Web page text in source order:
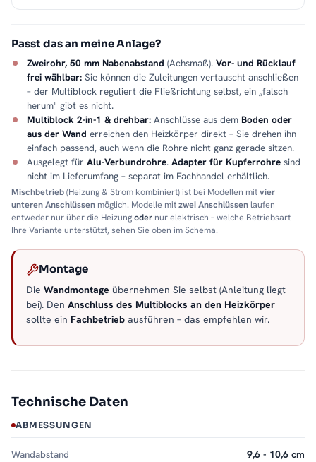
Passt das an meine Anlage?
Zweirohr, 50 mm Nabenabstand (Achsmaß). Vor- und Rücklauf
frei wählbar: Sie können die Zuleitungen vertauscht anschließen
– der Multiblock reguliert die Fließrichtung selbst, ein „falsch
herum" gibt es nicht.
Multiblock 2-in-1 & drehbar: Anschlüsse aus dem Boden oder
aus der Wand erreichen den Heizkörper direkt – Sie drehen ihn
einfach passend, auch wenn die Rohre nicht ganz gerade sitzen.
Ausgelegt für Alu-Verbundrohre. Adapter für Kupferrohre sind
nicht im Lieferumfang – separat im Fachhandel erhältlich.
Mischbetrieb(Heizung & Strom kombiniert) ist bei Modellen mitvier
unteren Anschlüssen möglich. Modelle mitzwei Anschlüssen laufen
entweder nur über die Heizungoder nur elektrisch – welche Betriebsart
Ihre Variante unterstützt, sehen Sie oben im Schema.
Montage
Die Wandmontage übernehmen Sie selbst (Anleitung liegt
bei). Den Anschluss des Multiblocks an den Heizkörper
sollte ein Fachbetrieb ausführen – das empfehlen wir.
Technische Daten
ABMESSUNGEN
Wandabstand 9,6 - 10,6 cm